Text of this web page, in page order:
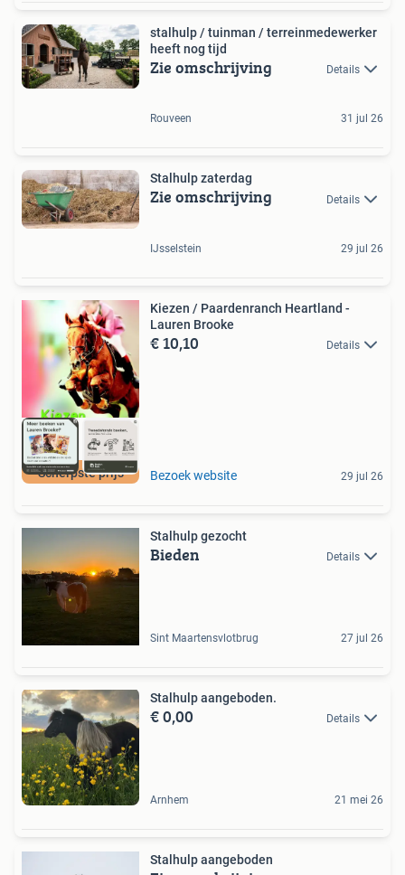
stalhulp / tuinman / terreinmedewerker
heeft nog tijd
Zie omschrijving Details
Rouveen 31 jul 26
Stalhulp zaterdag
Zie omschrijving Details
IJsselstein 29 jul 26
Scherpste prijs
Kiezen / Paardenranch Heartland -
Lauren Brooke
€ 10,10 Details
Bezoek website 29 jul 26
Stalhulp gezocht
Bieden Details
Sint Maartensvlotbrug 27 jul 26
Stalhulp aangeboden.
€ 0,00 Details
Arnhem 21 mei 26
Stalhulp aangeboden